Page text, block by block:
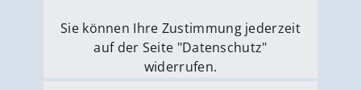
Sie können Ihre Zustimmung jederzeit
auf der Seite "Datenschutz"
widerrufen.